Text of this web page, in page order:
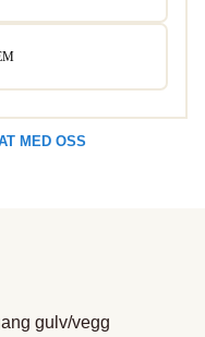
MED OSS
gulv/vegg